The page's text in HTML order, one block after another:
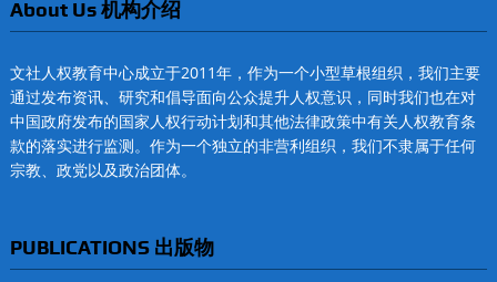
About Us 机构介绍
文社人权教育中心成立于2011年，作为一个小型草根组织，我们主要
通过发布资讯、研究和倡导面向公众提升人权意识，同时我们也在对
中国政府发布的国家人权行动计划和其他法律政策中有关人权教育条
款的落实进行监测。作为一个独立的非营利组织，我们不隶属于任何
宗教、政党以及政治团体。
PUBLICATIONS 出版物